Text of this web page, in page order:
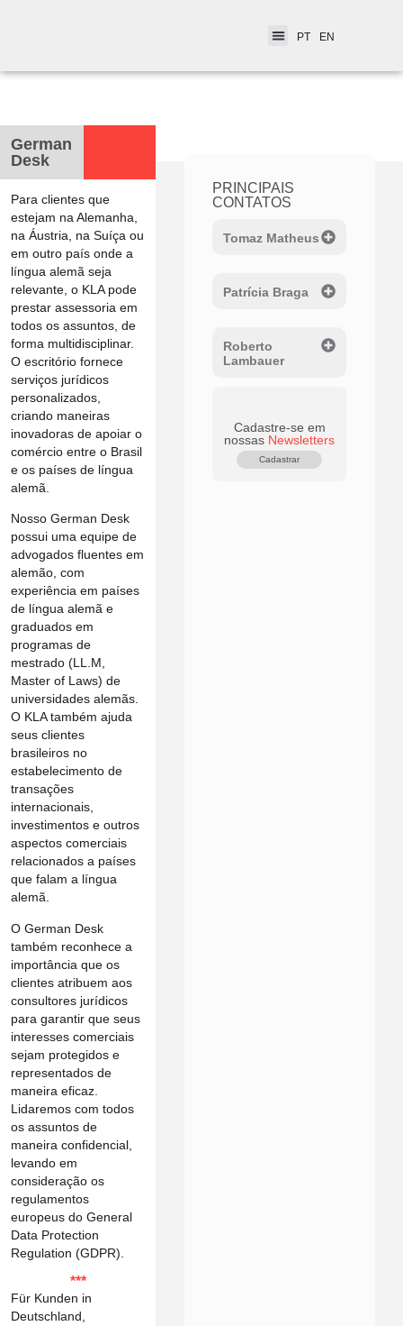
PT EN
German
Desk
Para clientes que
estejam na Alemanha,
na Áustria, na Suíça ou
em outro país onde a
língua alemã seja
relevante, o KLA pode
prestar assessoria em
todos os assuntos, de
forma multidisciplinar.
O escritório fornece
serviços jurídicos
personalizados,
criando maneiras
inovadoras de apoiar o
comércio entre o Brasil
e os países de língua
alemã.
Nosso German Desk
possui uma equipe de
advogados fluentes em
alemão, com
experiência em países
de língua alemã e
graduados em
programas de
mestrado (LL.M,
Master of Laws) de
universidades alemãs.
O KLA também ajuda
seus clientes
brasileiros no
estabelecimento de
transações
internacionais,
investimentos e outros
aspectos comerciais
relacionados a países
que falam a língua
alemã.
O German Desk
também reconhece a
importância que os
clientes atribuem aos
consultores jurídicos
para garantir que seus
interesses comerciais
sejam protegidos e
representados de
maneira eficaz.
Lidaremos com todos
os assuntos de
maneira confidencial,
levando em
consideração os
regulamentos
europeus do General
Data Protection
Regulation (GDPR).
***
Für Kunden in
Deutschland,
PRINCIPAIS
CONTATOS
Tomaz Matheus
Patrícia Braga
Roberto
Lambauer
Cadastre-se em
nossas Newsletters
Cadastrar